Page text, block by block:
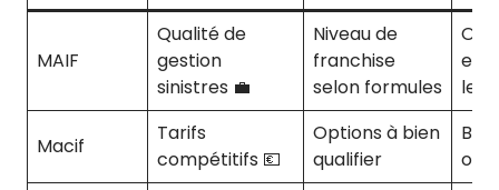
MAIF
Qualité de
gestion
sinistres 💼
Niveau de
franchise
selon formules
le
Macif
Tarifs
compétitifs 💶
Options à bien
qualifier